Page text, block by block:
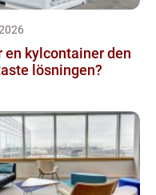
en kylcontainer den
lösningen?